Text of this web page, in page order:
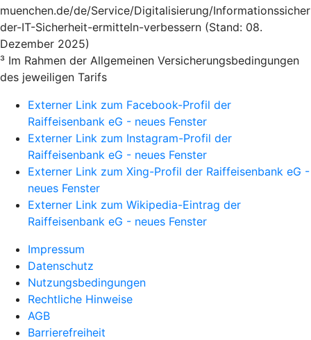
muenchen.de/de/Service/Digitalisierung/
der-IT-Sicherheit-ermitteln-verbessern (Stand: 08.
Dezember 2025)
³ Im Rahmen der Allgemeinen Versicherungsbedingungen
des jeweiligen Tarifs
Externer Link zum Facebook-Profil der
Raiffeisenbank eG - neues Fenster
Externer Link zum Instagram-Profil der
Raiffeisenbank eG - neues Fenster
Externer Link zum Xing-Profil der Raiffeisenbank eG -
neues Fenster
Externer Link zum Wikipedia-Eintrag der
Raiffeisenbank eG - neues Fenster
Impressum
Datenschutz
Nutzungsbedingungen
Rechtliche Hinweise
AGB
Barrierefreiheit